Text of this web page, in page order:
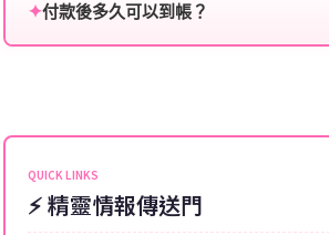
角色名稱：您遊戲中的角色名稱。
等級：角色的當前等級。
單，不使用外掛程式、非法點數或異
✦付款後多久可以到帳？
可直接聯絡客服查詢訂單進度。
QUICK LINKS
⚡ 精靈情報傳送門